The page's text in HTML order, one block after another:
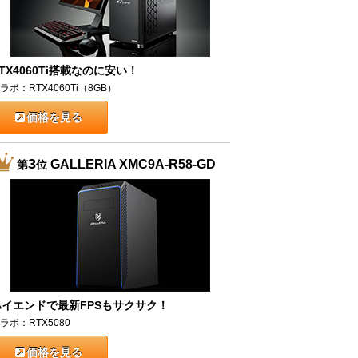
搭載なのに安い！
ボ：RTX4060Ti（8GB）
価格を見る
第3位GALLERIA XMC9A-R58-GD
エンドで最新FPSもサクサク！
ボ：RTX5080
価格を見る